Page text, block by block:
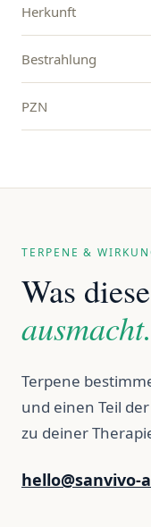
Herkunft
Bestrahlung
PZN
TERPENE &
Was
ausmacht.
Terpene
und einen Teil
zu deiner
hello@sanvivo-